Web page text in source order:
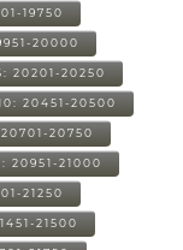
19750
20000
20201-20250
20451-20500
20750
20951-21000
21250
21500